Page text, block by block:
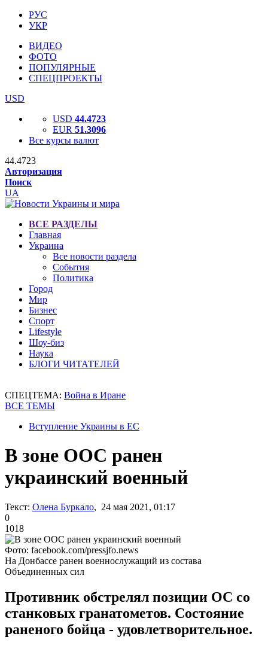
РУС
УКР
ВИДЕО
ФОТО
ПОПУЛЯРНЫЕ
СПЕЦПРОЕКТЫ
USD
USD 44.4723
EUR 51.3096
Все курсы валют
44.4723
Авторизация
Поиск
UA
ВСЕ РАЗДЕЛЫ
Главная
Украина
Все новости раздела
События
Политика
Город
Мир
Бизнес
Спорт
Lifestyle
Шоу-биз
Наука
БЛОГИ ЧИТАТЕЛЕЙ
СПЕЦТЕМА: Война в Иране
ВСЕ ТЕМЫ
Вступление Украины в ЕС
В зоне ООС ранен
украинский военный
Текст: Олена Буркало, 24 мая 2021, 01:17
0
1018
Фото: facebook.com/pressjfo.news
На Донбассе ранен военнослужащий из состава
Объединенных сил
Противник обстрелял позиции ОС со
станковых гранатометов. Состояние
раненого бойца - удовлетворительное.